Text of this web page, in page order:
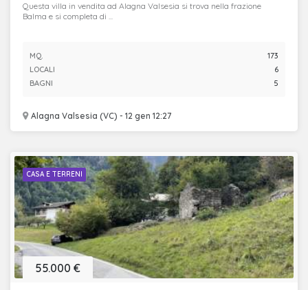
Alagna Valsesia (VC) - 12 gen 12:27
Questa villa in vendita ad Alagna Valsesia si trova nella frazione
Balma e si completa di ...
MQ.
173
LOCALI
6
BAGNI
5
CASA E TERRENI
55.000 €